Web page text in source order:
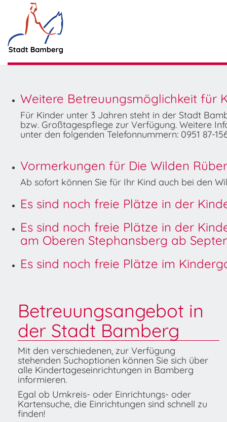
Weitere Betreuungsmöglichkeit für
Für Kinder unter 3 Jahren steht in der Stadt
bzw. Großtagespflege zur Verfügung. Weitere
unter den folgenden Telefonnummern: 0951 87-
Vormerkungen für Die Wilden
Ab sofort können Sie für Ihr Kind auch bei den
Es sind noch freie Plätze in der
Es sind noch freie Plätze in der
am Oberen Stephansberg ab
Es sind noch freie Plätze im
Betreuungsangebot in
der Stadt Bamberg
Mit den verschiedenen, zur Verfügung
stehenden Suchoptionen können Sie sich über
alle Kindertageseinrichtungen in Bamberg
informieren.
Egal ob Umkreis- oder Einrichtungs- oder
Kartensuche, die Einrichtungen sind schnell zu
finden!